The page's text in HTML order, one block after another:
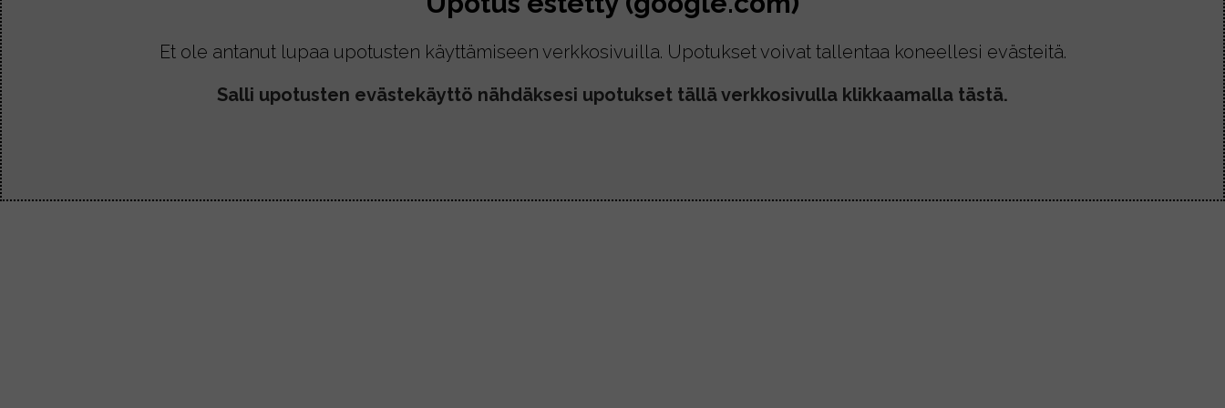
Et ole antanut lupaa upotusten käyttämiseen verkkosivuilla. Upotukset voivat tallentaa koneellesi evästeitä.
Salli upotusten evästekäyttö nähdäksesi upotukset tällä verkkosivulla klikkaamalla tästä.